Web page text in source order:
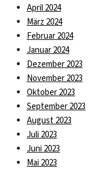
April 2024
März 2024
Februar 2024
Januar 2024
Dezember 2023
November 2023
Oktober 2023
September 2023
August 2023
Juli 2023
Juni 2023
Mai 2023